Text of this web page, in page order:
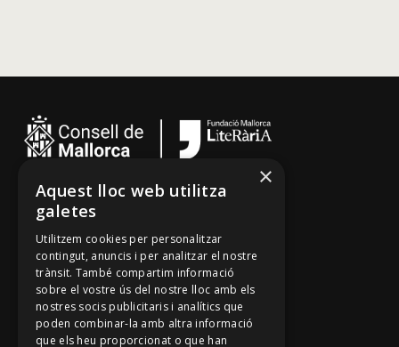
Cançoner
Tradicionari
Arxiu Oral
Contacte
Segueix-nos
×
Aquest lloc web utilitza
galetes
Utilitzem cookies per personalitzar
contingut, anuncis i per analitzar el nostre
trànsit. També compartim informació
sobre el vostre ús del nostre lloc amb els
nostres socis publicitaris i analítics que
poden combinar-la amb altra informació
que els heu proporcionat o que han